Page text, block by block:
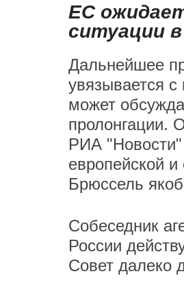
ЕС
ситуации
Дальнейшее
увязывается
может
пролонгации.
РИА "Новости"
европейской
Брюссель
Собеседник
России
Совет далеко